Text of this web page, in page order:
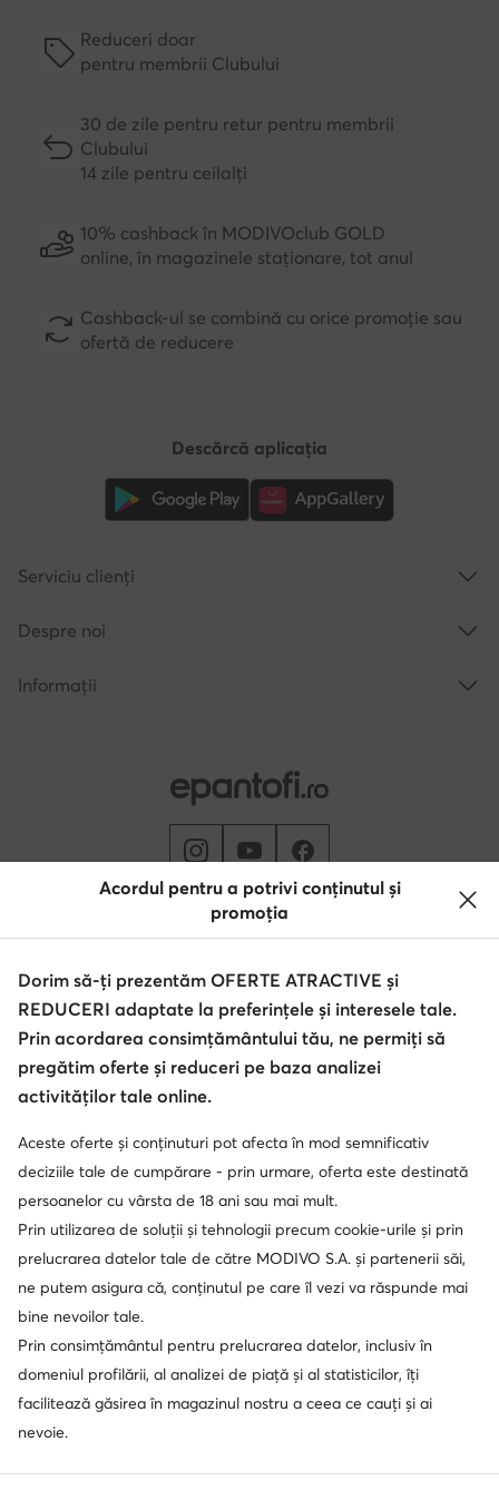
Reduceri doar
pentru membrii Clubului
30 de zile pentru retur pentru membrii
Clubului
14 zile pentru ceilalți
10% cashback în MODIVOclub GOLD
online, în magazinele staționare, tot anul
Cashback-ul se combină cu orice promoție sau
ofertă de reducere
Schimbă țara: Rumunia (RO)
Descărcă aplicația
Serviciu clienți
Despre noi
Informații
© epantofi.ro 2026
Regulament
Modifică setările
Politica de confidențialitate
Protecția datelor
Soluționarea alternativă a litigilor
Acordul pentru a potrivi conținutul și
promoția
Dorim să-ți prezentăm OFERTE ATRACTIVE și
REDUCERI adaptate la preferințele și interesele tale.
Prin acordarea consimțământului tău, ne permiți să
pregătim oferte și reduceri pe baza analizei
activităților tale online.
Aceste oferte și conținuturi pot afecta în mod semnificativ
deciziile tale de cumpărare - prin urmare, oferta este destinată
persoanelor cu vârsta de 18 ani sau mai mult.
Prin utilizarea de soluții și tehnologii precum cookie-urile și prin
prelucrarea datelor tale de către MODIVO S.A. și partenerii săi,
ne putem asigura că, conținutul pe care îl vezi va răspunde mai
bine nevoilor tale.
Prin consimțământul pentru prelucrarea datelor, inclusiv în
domeniul profilării, al analizei de piață și al statisticilor, îți
facilitează găsirea în magazinul nostru a ceea ce cauți și ai
nevoie.